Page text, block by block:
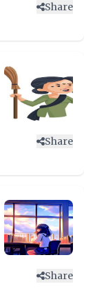
Share
Share
Share